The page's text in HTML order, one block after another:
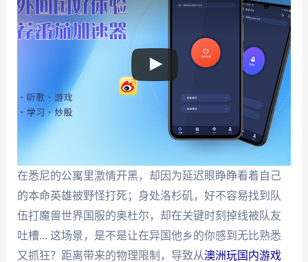
在悉尼的公寓里激情开黑，却因为延迟眼睁睁看着自己
的本命英雄被野怪打死；身处洛杉矶，好不容易找到队
伍打魔兽世界国服的奥杜尔，却在关键时刻掉线被队友
吐槽... 这场景，是不是让在异国他乡的你感到无比熟悉
又抓狂？距离带来的物理限制，导致从澳洲玩国内游戏